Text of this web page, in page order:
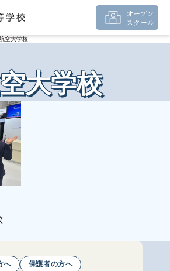
オープン
スクール
空大学校
大学校
へ 保護者の方へ